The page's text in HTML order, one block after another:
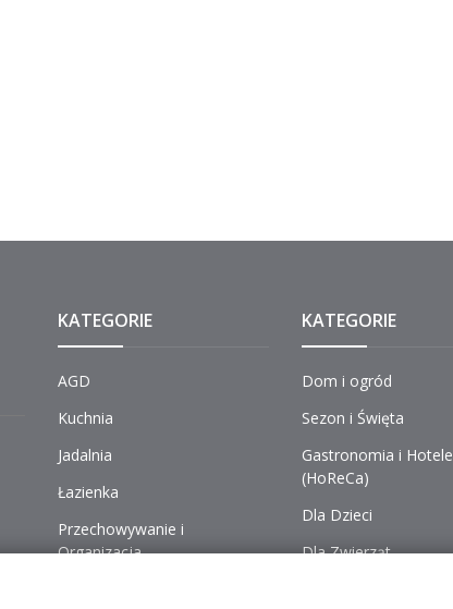
KATEGORIE
AGD
Kuchnia
Jadalnia
Łazienka
Przechowywanie i
Organizacja
KATEGORIE
Dom i ogród
Sezon i Święta
Gastronomia i Hotele
(HoReCa)
Dla Dzieci
Dla Zwierząt